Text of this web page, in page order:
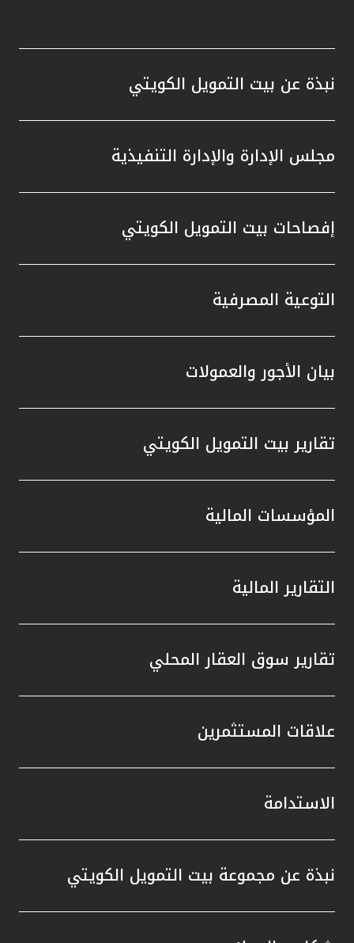
نبذة عن بيت التمويل الكويتي
مجلس الإدارة والإدارة التنفيذية
إفصاحات بيت التمويل الكويتي
التوعية المصرفية
بيان الأجور والعمولات
تقارير بيت التمويل الكويتي
المؤسسات المالية
التقارير المالية
تقارير سوق العقار المحلي
علاقات المستثمرين
الاستدامة
نبذة عن مجموعة بيت التمويل الكويتي